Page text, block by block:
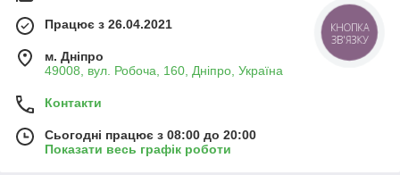
Працює з 26.04.2021
м. Дніпро
49008, вул. Робоча, 160, Дніпро, Україна
Контакти
Сьогодні працює з 08:00 до 20:00
Показати весь графік роботи
КНОПКА
ЗВ'ЯЗКУ